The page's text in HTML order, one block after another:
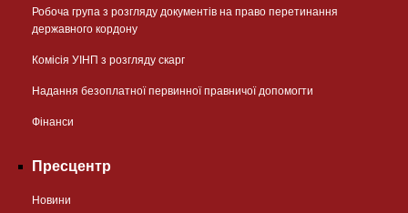
Робоча група з розгляду документів на право перетинання
державного кордону
Комісія УІНП з розгляду скарг
Надання безоплатної первинної правничої допомогти
Фінанси
Пресцентр
Новини